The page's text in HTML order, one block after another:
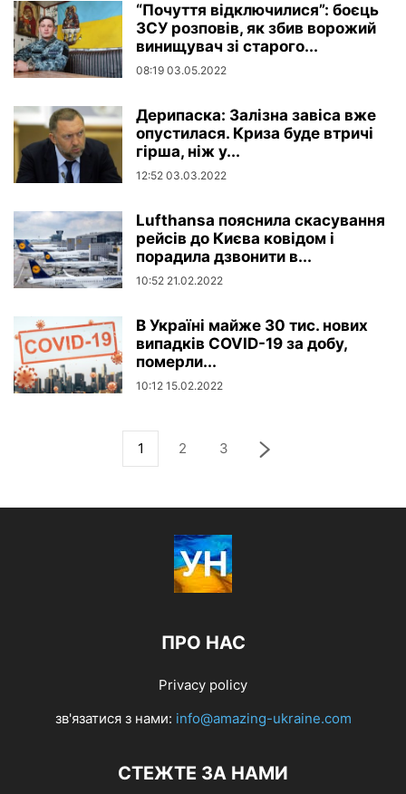
“Почуття відключилися”: боєць
ЗСУ розповів, як збив ворожий
винищувач зі старого...
08:19 03.05.2022
Дерипаска: Залізна завіса вже
опустилася. Криза буде втричі
гірша, ніж у...
12:52 03.03.2022
Lufthansa пояснила скасування
рейсів до Києва ковідом і
порадила дзвонити в...
10:52 21.02.2022
В Україні майже 30 тис. нових
випадків COVID-19 за добу,
померли...
10:12 15.02.2022
1 2 3
ПРО НАС
Privacy policy
зв'язатися з нами: info@amazing-ukraine.com
СТЕЖТЕ ЗА НАМИ